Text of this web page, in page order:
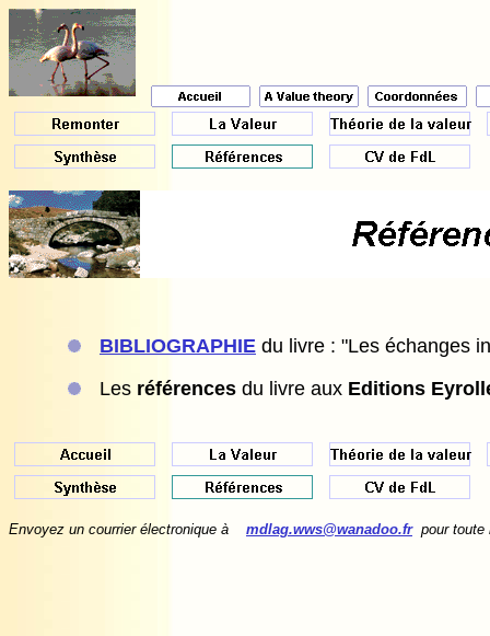
BIBLIOGRAPHIE du livre : "Les échanges
Les références du livre aux Editions
Envoyez un courrier électronique à mdlag.wws@wanadoo.frpour toute